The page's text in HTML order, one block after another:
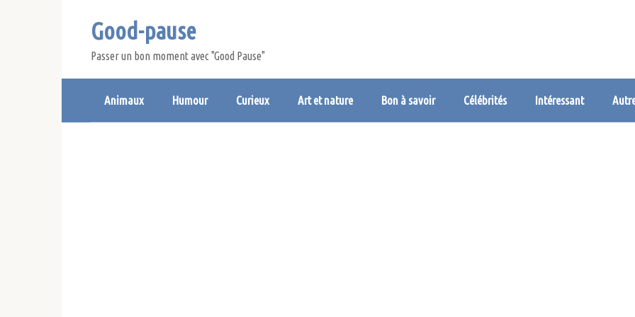
Good-pause
Passer un bon moment avec "Good Pause"
Animaux Humour Curieux Art et nature Bon à savoir Célébrités Intéressant